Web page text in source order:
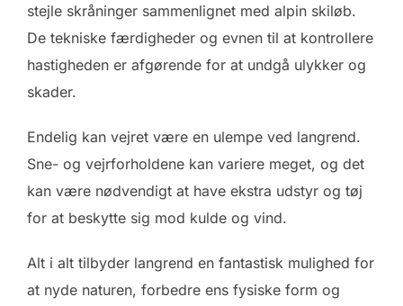
stejle skråninger sammenlignet med alpin skiløb.
De tekniske færdigheder og evnen til at kontrollere
hastigheden er afgørende for at undgå ulykker og
skader.
Endelig kan vejret være en ulempe ved langrend.
Sne- og vejrforholdene kan variere meget, og det
kan være nødvendigt at have ekstra udstyr og tøj
for at beskytte sig mod kulde og vind.
Alt i alt tilbyder langrend en fantastisk mulighed for
at nyde naturen, forbedre ens fysiske form og